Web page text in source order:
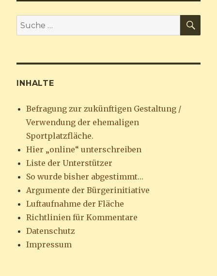
Suche
nach:
INHALTE
Befragung zur zukünftigen Gestaltung /
Verwendung der ehemaligen
Sportplatzfläche.
Hier „online“ unterschreiben
Liste der Unterstützer
So wurde bisher abgestimmt…
Argumente der Bürgerinitiative
Luftaufnahme der Fläche
Richtlinien für Kommentare
Datenschutz
Impressum